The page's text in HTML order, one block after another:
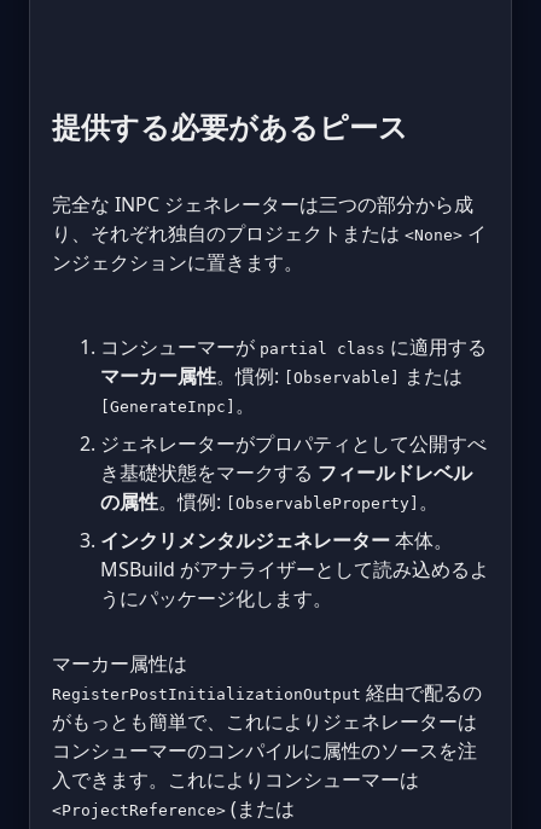
提供する必要があるピース
完全な INPC ジェネレーターは三つの部分から成
り、それぞれ独自のプロジェクトまたは <None> イ
ンジェクションに置きます。
コンシューマーが partial class に適用する
マーカー属性。慣例: [Observable] または
[GenerateInpc] 。
ジェネレーターがプロパティとして公開すべ
き基礎状態をマークする フィールドレベル
の属性。慣例: [ObservableProperty] 。
インクリメンタルジェネレーター本体。
MSBuild がアナライザーとして読み込めるよ
うにパッケージ化します。
マーカー属性は
RegisterPostInitializationOutput 経由で配るの
がもっとも簡単で、これによりジェネレーターは
コンシューマーのコンパイルに属性のソースを注
入できます。これによりコンシューマーは
<ProjectReference> (または